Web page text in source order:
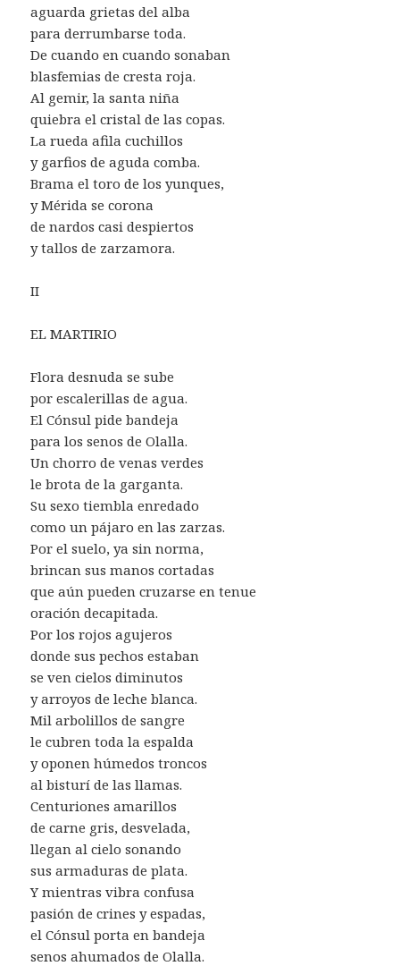
aguarda grietas del alba
para derrumbarse toda.
De cuando en cuando sonaban
blasfemias de cresta roja.
Al gemir, la santa niña
quiebra el cristal de las copas.
La rueda afila cuchillos
y garfios de aguda comba.
Brama el toro de los yunques,
y Mérida se corona
de nardos casi despiertos
y tallos de zarzamora.
II
EL MARTIRIO
Flora desnuda se sube
por escalerillas de agua.
El Cónsul pide bandeja
para los senos de Olalla.
Un chorro de venas verdes
le brota de la garganta.
Su sexo tiembla enredado
como un pájaro en las zarzas.
Por el suelo, ya sin norma,
brincan sus manos cortadas
que aún pueden cruzarse en tenue
oración decapitada.
Por los rojos agujeros
donde sus pechos estaban
se ven cielos diminutos
y arroyos de leche blanca.
Mil arbolillos de sangre
le cubren toda la espalda
y oponen húmedos troncos
al bisturí de las llamas.
Centuriones amarillos
de carne gris, desvelada,
llegan al cielo sonando
sus armaduras de plata.
Y mientras vibra confusa
pasión de crines y espadas,
el Cónsul porta en bandeja
senos ahumados de Olalla.